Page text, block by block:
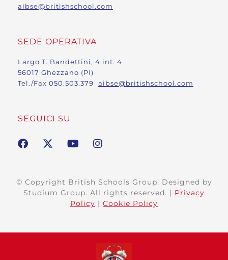
aibse@britishschool.com
SEDE OPERATIVA
Largo T. Bandettini, 4 int. 4
56017 Ghezzano (PI)
Tel./Fax 050.503.379 aibse@britishschool.com
SEGUICI SU
© Copyright British Schools Group. Designed by
Studium Group. All rights reserved. | Privacy
Policy | Cookie Policy